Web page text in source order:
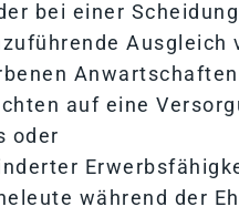
bei einer Scheidung
Ausgleich
auf eine
oder
während der